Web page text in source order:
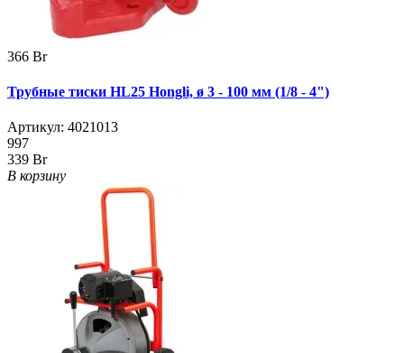
366 Br
Трубные тиски HL25 Hongli, ø 3 - 100 мм (1/8 - 4")
Артикул: 4021013
997
339 Br
В корзину